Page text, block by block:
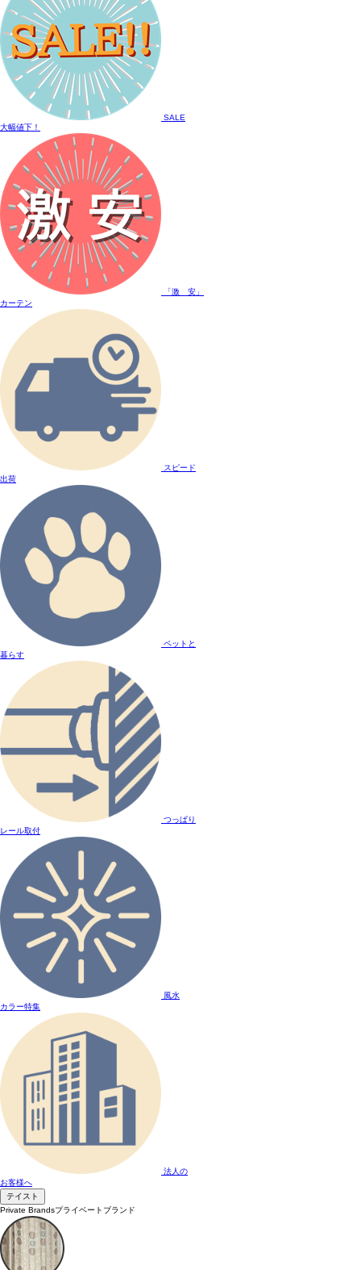
SALE
大幅値下！
「激 安」
カーテン
スピード
出荷
ペットと
暮らす
つっぱり
レール取付
風水
カラー特集
法人の
お客様へ
テイスト
Private Brandsプライベートブランド